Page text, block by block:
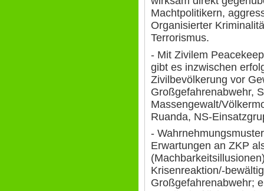
Machtpolitikern,
Organisierter
Terrorismus.
- Mit Zivilem
gibt es inzwischen
Zivilbevölkerung vor
Großgefahrenabwehr,
Massengewalt/
Ruanda, NS-
-
Erwartungen an ZKP
Krisenreaktion/-
Großgefahrenabwehr;